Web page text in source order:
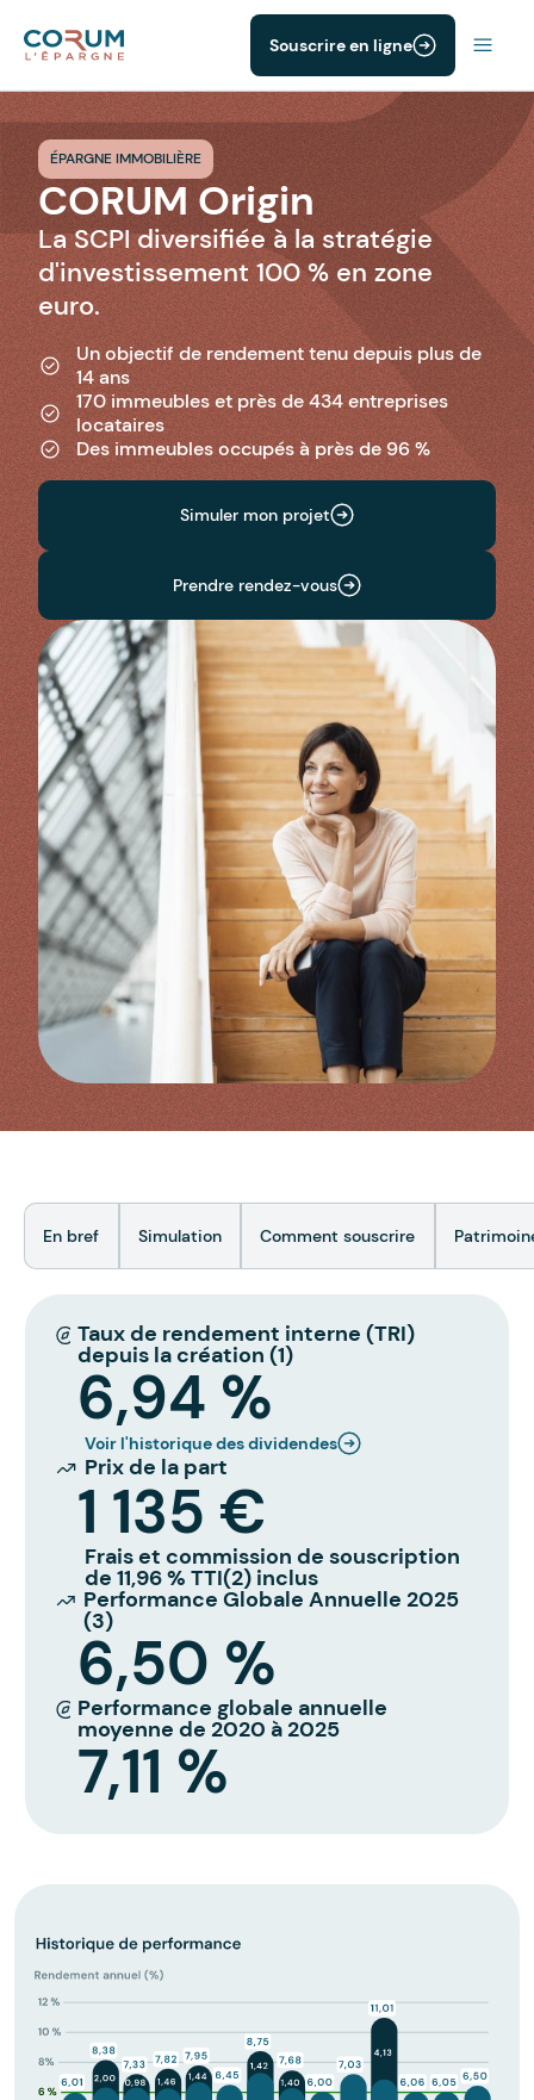
Souscrire en ligne
ÉPARGNE IMMOBILIÈRE
CORUM Origin
La SCPI diversifiée à la stratégie
d'investissement 100 % en zone
euro.
Un objectif de rendement tenu depuis plus de
14 ans
170 immeubles et près de 434 entreprises
locataires
Des immeubles occupés à près de 96 %
Simuler mon projet
Prendre rendez-vous
En bref Simulation Comment souscrire
Taux de rendement interne (TRI)
depuis la création (1)
6,94 %
Voir l'historique des dividendes
Prix de la part
1 135 €
Frais et commission de souscription
de 11,96 % TTI(2) inclus
Performance Globale Annuelle 2025
(3)
6,50 %
Performance globale annuelle
moyenne de 2020 à 2025
7,11 %